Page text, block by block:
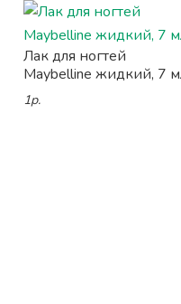
Лак для ногтей
Maybelline жидкий, 7
1р.